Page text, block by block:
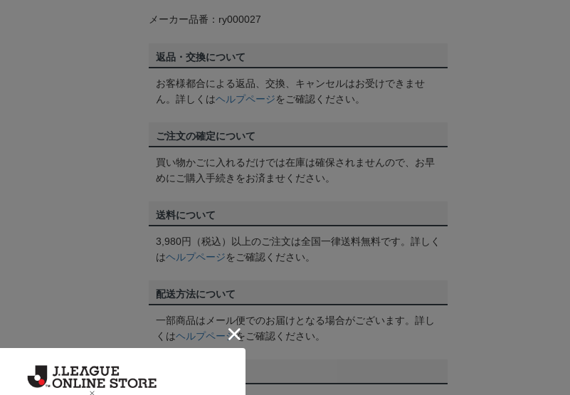
メーカー品番：ry000027
返品・交換について
お客様都合による返品、交換、キャンセルはお受けできませ
ん。詳しくはヘルプページをご確認ください。
ご注文の確定について
買い物かごに入れるだけでは在庫は確保されませんので、お早
めにご購入手続きをお済ませください。
送料について
3,980円（税込）以上のご注文は全国一律送料無料です。詳しく
はヘルプページをご確認ください。
配送方法について
一部商品はメール便でのお届けとなる場合がございます。詳し
くはヘルプページをご確認ください。